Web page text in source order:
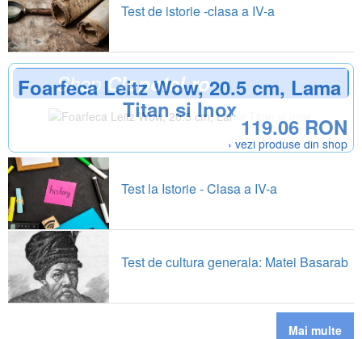
Test de istorie -clasa a IV-a
ShopClopotel.ro
Foarfeca Leitz Wow, 20.5 cm, Lama
Titan si Inox
119.06 RON
› vezi produse din shop
Test la Istorie - Clasa a IV-a
Test de cultura generala: Matei Basarab
Mai multe